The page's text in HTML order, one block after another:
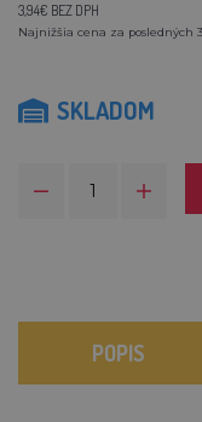
3,94€ BEZ DPH
Najnižšia cena za posledných
SKLADOM
POPIS